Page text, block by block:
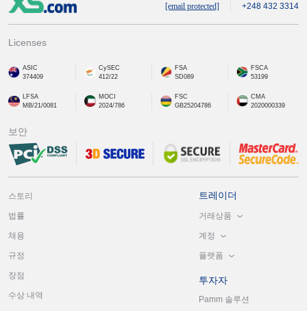
[email protected] +248 432 3314
Licenses
ASIC
374409
CySEC
412/22
FSA
SD089
FSCA
53199
LFSA
MB/21/0081
MOCI
2024/786
FSC
GB25204786
CMA
2020000339
보안
스토리
법률
채용
규정
장점
수상 내역
트레이더
거래상품
계정
플랫폼
투자자
Pamm 솔루션